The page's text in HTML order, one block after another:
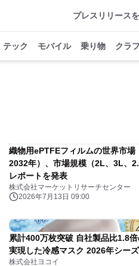
プレスリリース
テック モバイル 乗り物 クラ
織物用ePTFEフィルムの世界市場
2032年）、市場規模（2L、3L、
レポートを発表
株式会社マーケットリサーチセンター
2026年7月13日 09:00
累計400万枚突破 自社製品比1.8
実現した冷感マスク 2026年シー
株式会社ヨコイ